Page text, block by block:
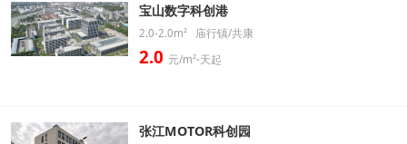
宝山数字科创港
2.0-2.0m² 庙行镇/共康
2.0 元/m²⋅天起
张江MOTOR科创园